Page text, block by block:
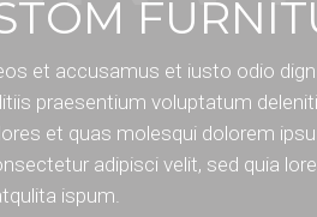
et accusamus et iusto odio
praesentium voluptatum
et quas molesqui dolorem
adipisci velit, sed quia
ispum.